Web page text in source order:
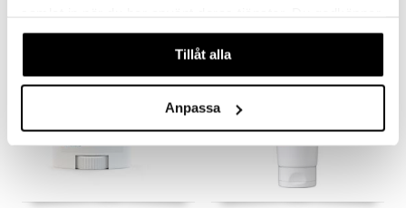
våra cookies vid fortsatt användande av vår webbplats.
Tillåt alla
Anpassa